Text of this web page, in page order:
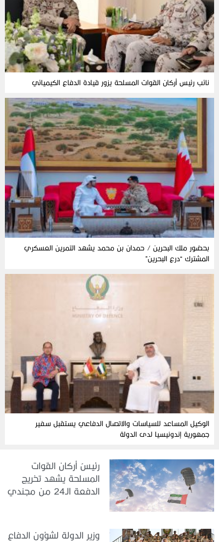
نائب رئيس أركان القوات المسلحة يزور قيادة الدفاع الكيميائي
بحضور ملك البحرين / حمدان بن محمد يشهد التمرين العسكري
المشترك “درع البحرين”
الوكيل المساعد للسياسات والاتصال الدفاعي يستقبل سفير
جمهورية إندونيسيا لدى الدولة
رئيسُ أركان القوات
المسلحة يشهد تخريج
الدفعة الـ24 من مجندي
وزير الدولة لشؤون الدفاع